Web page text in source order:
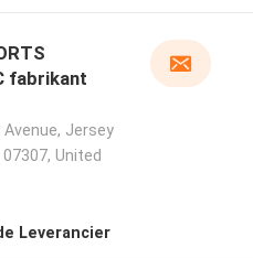
fabrikant
Jersey
United
Leverancier